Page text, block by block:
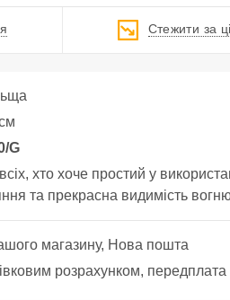
Стежити за
G
хто хоче простий у
та прекрасна видимість
магазину, Нова пошта
розрахунком, передплата